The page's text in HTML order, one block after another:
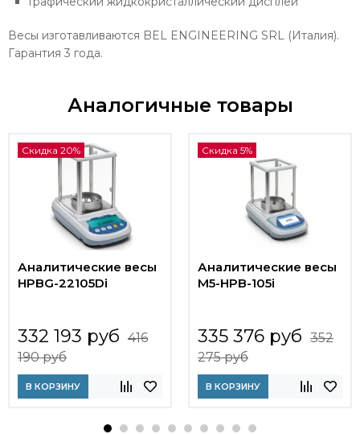
Весы изготавливаются BEL ENGINEERING SRL (Италия).
Гарантия 3 года.
Аналогичные товары
Скидка 20%
Аналитические весы
HPBG-22105Di
332 193 руб 416
190 руб
В КОРЗИНУ
Скидка 5%
Аналитические весы
M5-HPB-105i
335 376 руб 352
275 руб
В КОРЗИНУ